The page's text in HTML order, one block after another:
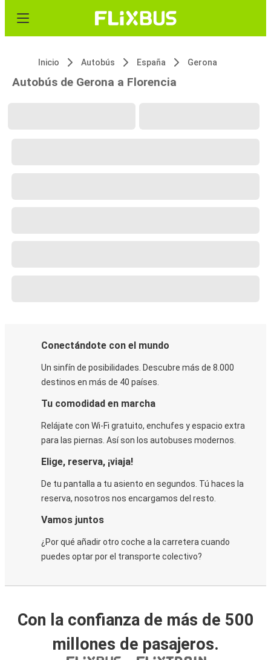
Inicio Autobús España Gerona
Autobús de Gerona a Florencia
Conectándote con el mundo
Un sinfín de posibilidades. Descubre más de 8.000
destinos en más de 40 países.
Tu comodidad en marcha
Relájate con Wi-Fi gratuito, enchufes y espacio extra
para las piernas. Así son los autobuses modernos.
Elige, reserva, ¡viaja!
De tu pantalla a tu asiento en segundos. Tú haces la
reserva, nosotros nos encargamos del resto.
Vamos juntos
¿Por qué añadir otro coche a la carretera cuando
puedes optar por el transporte colectivo?
Con la confianza de más de 500
millones de pasajeros.